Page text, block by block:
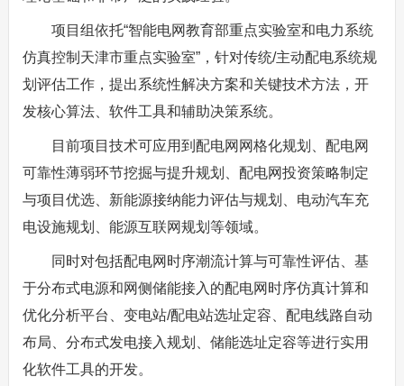
项目组依托“智能电网教育部重点实验室和电力系统
仿真控制天津市重点实验室”，针对传统/主动配电系统规
划评估工作，提出系统性解决方案和关键技术方法，开
发核心算法、软件工具和辅助决策系统。
目前项目技术可应用到配电网网格化规划、配电网
可靠性薄弱环节挖掘与提升规划、配电网投资策略制定
与项目优选、新能源接纳能力评估与规划、电动汽车充
电设施规划、能源互联网规划等领域。
同时对包括配电网时序潮流计算与可靠性评估、基
于分布式电源和网侧储能接入的配电网时序仿真计算和
优化分析平台、变电站/配电站选址定容、配电线路自动
布局、分布式发电接入规划、储能选址定容等进行实用
化软件工具的开发。